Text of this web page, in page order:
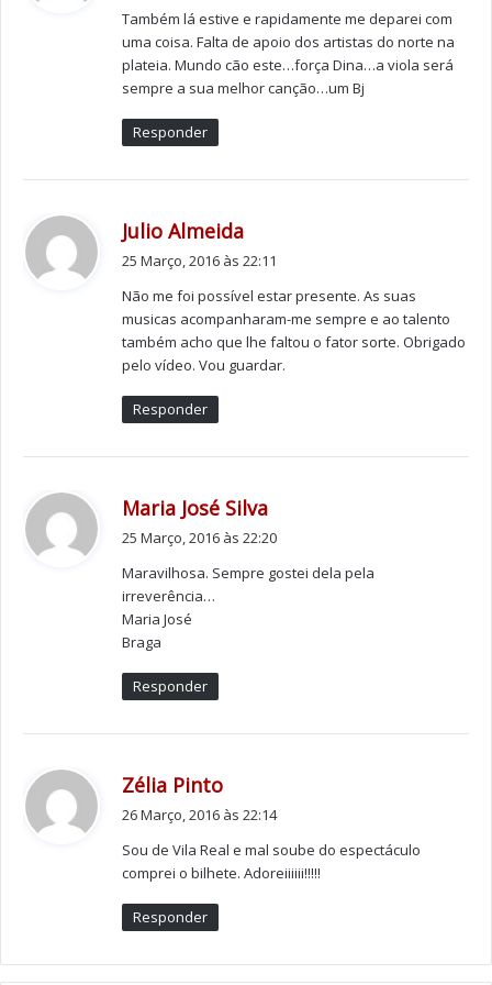
“Amor de Água Fresca”, “Guardado em Mim”, “Pássaro
Doido”, “Há Sempre Música Entre Nós”, “Em segredo”,
marfim”, e “Aguarela de Junho” são alguns dos êxitos da
vez que é compositora pois “ainda me falta fazer muita
coisa”, assegura.
porto
Teatro Municipal Rivoli
:
Também lá estive e rapidamente me deparei com
uma coisa. Falta de apoio dos artistas do norte na
plateia. Mundo cão este…força Dina…a viola será
sempre a sua melhor canção…um Bj
Responder
Julio Almeida
:
25 Março, 2016 às 22:11
Não me foi possível estar presente. As suas
musicas acompanharam-me sempre e ao talento
também acho que lhe faltou o fator sorte. Obrigado
pelo vídeo. Vou guardar.
Responder
Maria José Silva
:
25 Março, 2016 às 22:20
Maravilhosa. Sempre gostei dela pela
irreverência…
Maria José
Braga
Responder
Zélia Pinto
i
:
26 Março, 2016 às 22:14
Sou de Vila Real e mal soube do espectáculo
comprei o bilhete. Adoreiiiiii!!!!!
Responder